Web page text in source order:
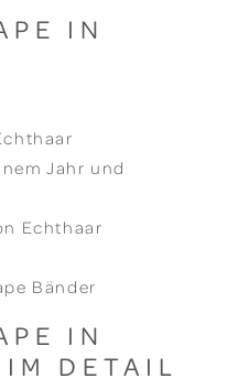
IN
Jahr und
Echthaar
Bänder
IN
DETAIL